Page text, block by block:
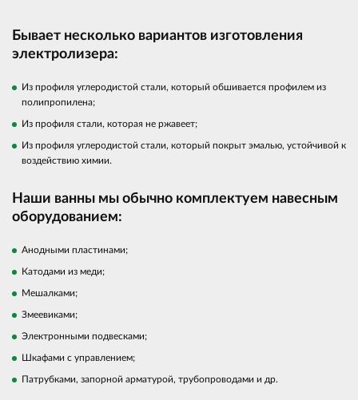
Бывает несколько вариантов изготовления
электролизера:
Из профиля углеродистой стали, который обшивается профилем из
полипропилена;
Из профиля стали, которая не ржавеет;
Из профиля углеродистой стали, который покрыт эмалью, устойчивой к
воздействию химии.
Наши ванны мы обычно комплектуем навесным
оборудованием:
Анодными пластинами;
Катодами из меди;
Мешалками;
Змеевиками;
Электронными подвесками;
Шкафами с управлением;
Патрубками, запорной арматурой, трубопроводами и др.